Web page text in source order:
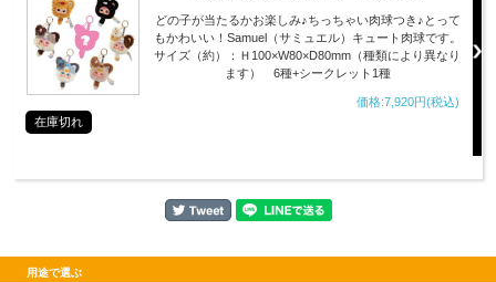
どの子が当たるかお楽しみ♪ちっちゃい肉球つき♪とって
もかわいい！Samuel（サミュエル）キュート肉球です。
サイズ（約）：Ｈ100×W80×D80mm（種類により異なり
ます） 6種+シークレット1種
価格:7,920円(税込)
在庫切れ
用途で選ぶ